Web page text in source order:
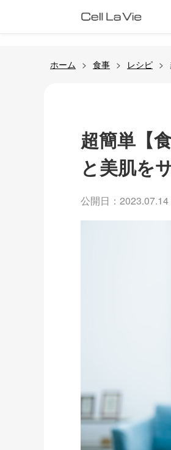
ホーム 食事 レシピ
超簡単【
と美肌を
公開日：2023.07.14